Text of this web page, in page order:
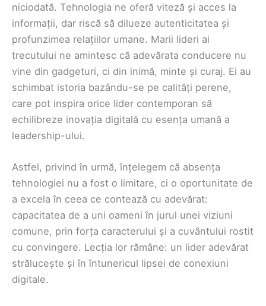
niciodată. Tehnologia ne oferă viteză și acces la
informații, dar riscă să dilueze autenticitatea și
profunzimea relațiilor umane. Marii lideri ai
trecutului ne amintesc că adevărata conducere nu
vine din gadgeturi, ci din inimă, minte și curaj. Ei au
schimbat istoria bazându-se pe calități perene,
care pot inspira orice lider contemporan să
echilibreze inovația digitală cu esența umană a
leadership-ului.
Astfel, privind în urmă, înțelegem că absența
tehnologiei nu a fost o limitare, ci o oportunitate de
a excela în ceea ce contează cu adevărat:
capacitatea de a uni oameni în jurul unei viziuni
comune, prin forța caracterului și a cuvântului rostit
cu convingere. Lecția lor rămâne: un lider adevărat
strălucește și în întunericul lipsei de conexiuni
digitale.